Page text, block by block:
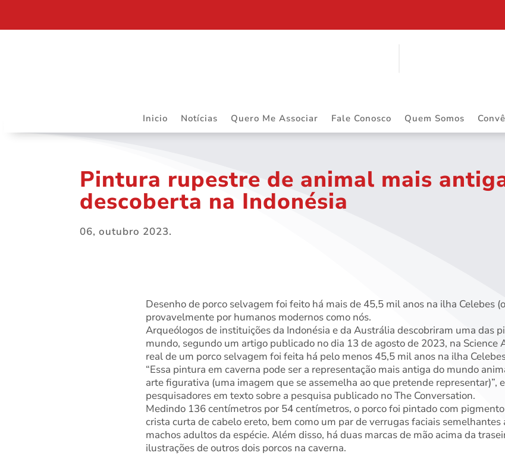
Inicio Notícias Quero Me Associar Fale Conosco Quem Somos
Pintura rupestre de animal mais
descoberta na Indonésia
06, outubro 2023.
Desenho de porco selvagem foi feito há mais de 45,5 mil anos na ilha Celebes
provavelmente por humanos modernos como nós.
Arqueólogos de instituições da Indonésia e da Austrália descobriram uma das
mundo, segundo um artigo publicado no dia 13 de agosto de 2023, na Science
real de um porco selvagem foi feita há pelo menos 45,5 mil anos na ilha
“Essa pintura em caverna pode ser a representação mais antiga do mundo
arte figurativa (uma imagem que se assemelha ao que pretende representar)”,
pesquisadores em texto sobre a pesquisa publicado no The Conversation.
Medindo 136 centímetros por 54 centímetros, o porco foi pintado com
crista curta de cabelo ereto, bem como um par de verrugas faciais semelhantes
machos adultos da espécie. Além disso, há duas marcas de mão acima da
ilustrações de outros dois porcos na caverna.